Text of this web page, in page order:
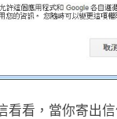
看看，當你寄出